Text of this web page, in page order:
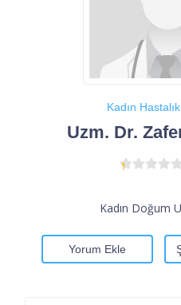
Kadın
Uzm. Dr.
Kadın Doğum
Yorum Ekle